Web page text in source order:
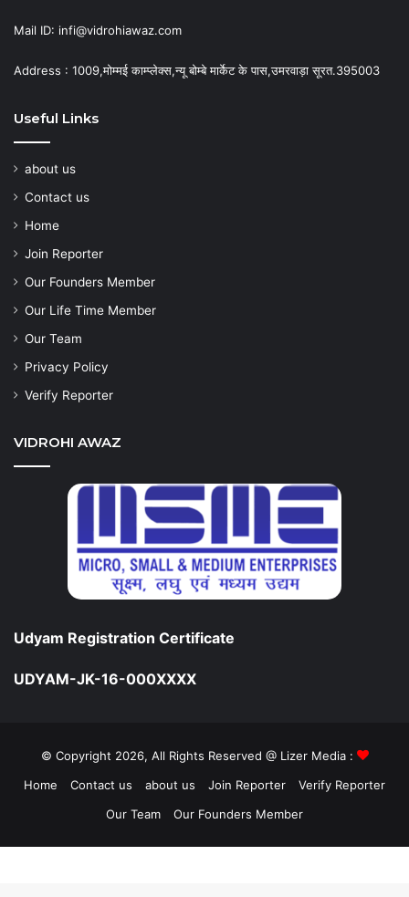
Mail ID: infi@vidrohiawaz.com
Address : 1009,मोम्मई काम्प्लेक्स,न्यू बोम्बे मार्केट के पास,उमरवाड़ा सूरत.395003
Useful Links
about us
Contact us
Home
Join Reporter
Our Founders Member
Our Life Time Member
Our Team
Privacy Policy
Verify Reporter
VIDROHI AWAZ
Udyam Registration Certificate
UDYAM-JK-16-000XXXX
© Copyright 2026, All Rights Reserved @ Lizer Media :
Home
Contact us about us Join Reporter
Verify Reporter
Our Team
Our Founders Member